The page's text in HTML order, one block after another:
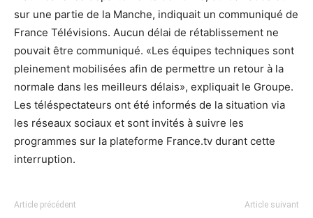
sur une partie de la Manche, indiquait un communiqué de
France Télévisions. Aucun délai de rétablissement ne
pouvait être communiqué. «Les équipes techniques sont
pleinement mobilisées afin de permettre un retour à la
normale dans les meilleurs délais», expliquait le Groupe.
Les téléspectateurs ont été informés de la situation via
les réseaux sociaux et sont invités à suivre les
programmes sur la plateforme France.tv durant cette
interruption.
Article précédent Article suivant